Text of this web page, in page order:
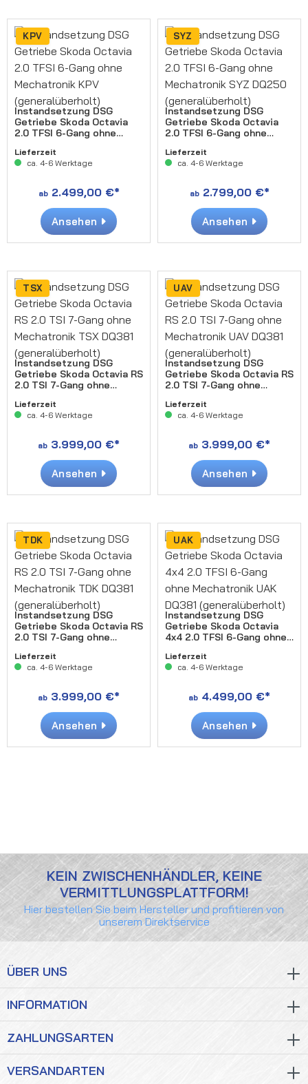
KPV
Instandsetzung DSG
Getriebe Skoda Octavia
2.0 TFSI 6-Gang ohne
(generalüberholt)
Lieferzeit
ca. 4-6 Werktage
ab2.499,00 €*
Ansehen
SYZ
Instandsetzung DSG
Getriebe Skoda Octavia
2.0 TFSI 6-Gang ohne
(generalüberholt)
Lieferzeit
ca. 4-6 Werktage
ab2.799,00 €*
Ansehen
TSX
Instandsetzung DSG
Getriebe Skoda Octavia RS
2.0 TSI 7-Gang ohne
(generalüberholt)
Lieferzeit
ca. 4-6 Werktage
ab 3.999,00 €*
Ansehen
UAV
Instandsetzung DSG
Getriebe Skoda Octavia RS
2.0 TSI 7-Gang ohne
(generalüberholt)
Lieferzeit
ca. 4-6 Werktage
ab 3.999,00 €*
Ansehen
TDK
Instandsetzung DSG
Getriebe Skoda Octavia RS
2.0 TSI 7-Gang ohne
(generalüberholt)
Lieferzeit
ca. 4-6 Werktage
ab 3.999,00 €*
Ansehen
UAK
Instandsetzung DSG
Getriebe Skoda Octavia
4x4 2.0 TFSI 6-Gang ohne
(generalüberholt)
Lieferzeit
ca. 4-6 Werktage
ab 4.499,00 €*
Ansehen
KEIN ZWISCHENHÄNDLER, KEINE
VERMITTLUNGSPLATTFORM!
Hier bestellen Sie beim Hersteller und profitieren von
unserem Direktservice
ÜBER UNS
INFORMATION
ZAHLUNGSARTEN
VERSANDARTEN